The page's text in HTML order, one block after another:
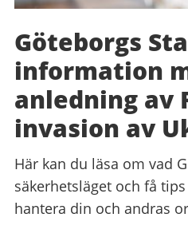
Göteborgs
information
anledning av
invasion av
Här kan du läsa om vad
säkerhetsläget och få
hantera din och andras